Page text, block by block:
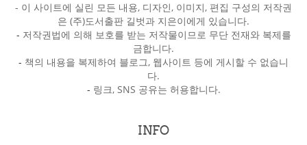
- 이 사이트에 실린 모든 내용, 디자인, 이미지, 편집 구성의 저작권
은 (주)도서출판 길벗과 지은이에게 있습니다.
- 저작권법에 의해 보호를 받는 저작물이므로 무단 전재와 복제를
금합니다.
- 책의 내용을 복제하여 블로그, 웹사이트 등에 게시할 수 없습니
다.
- 링크, SNS 공유는 허용합니다.
INFO